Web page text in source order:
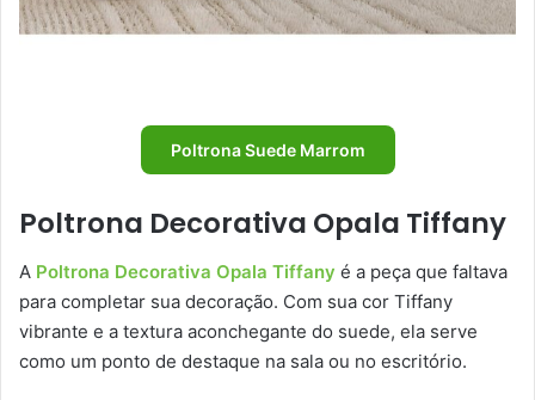
Poltrona Suede Marrom
Poltrona Decorativa Opala Tiffany
A Poltrona Decorativa Opala Tiffany é a peça que faltava
para completar sua decoração. Com sua cor Tiffany
vibrante e a textura aconchegante do suede, ela serve
como um ponto de destaque na sala ou no escritório.